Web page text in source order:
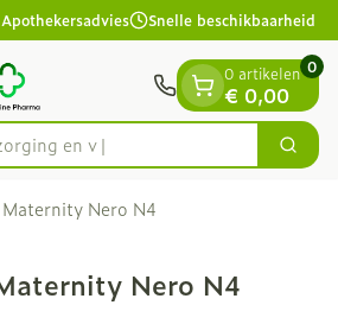
Apothekersadvies Snelle beschikbaarheid
Zoek
0 artikelen
€ 0,00
0
Nero N4
Nero N4